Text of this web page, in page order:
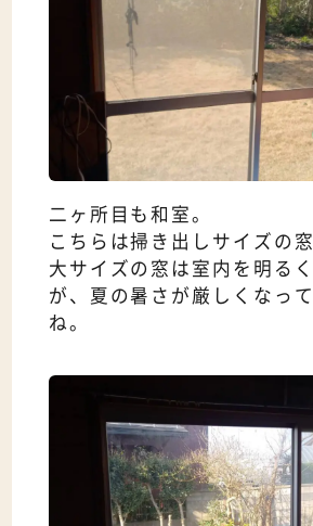
二ヶ所目も和室。
こちらは掃き出しサイズの窓
大サイズの窓は室内を明る
が、夏の暑さが厳しくなっ
ね。